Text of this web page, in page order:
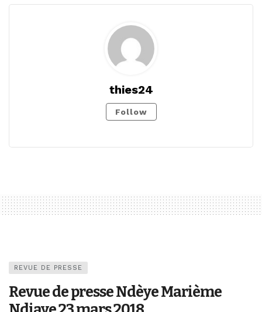
thies24
Follow
REVUE DE PRESSE
Revue de presse Ndèye Marième